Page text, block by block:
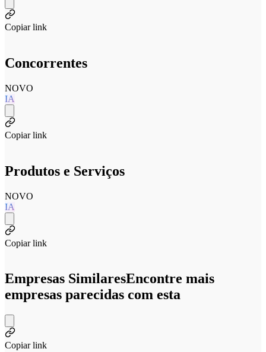
Copiar link
Concorrentes
NOVO
IA
Copiar link
Produtos e Serviços
NOVO
IA
Copiar link
Empresas SimilaresEncontre mais
empresas parecidas com esta
Copiar link